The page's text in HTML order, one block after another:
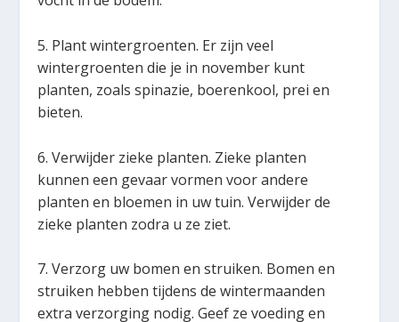
5. Plant wintergroenten. Er zijn veel
wintergroenten die je in november kunt
planten, zoals spinazie, boerenkool, prei en
bieten.
6. Verwijder zieke planten. Zieke planten
kunnen een gevaar vormen voor andere
planten en bloemen in uw tuin. Verwijder de
zieke planten zodra u ze ziet.
7. Verzorg uw bomen en struiken. Bomen en
struiken hebben tijdens de wintermaanden
extra verzorging nodig. Geef ze voeding en